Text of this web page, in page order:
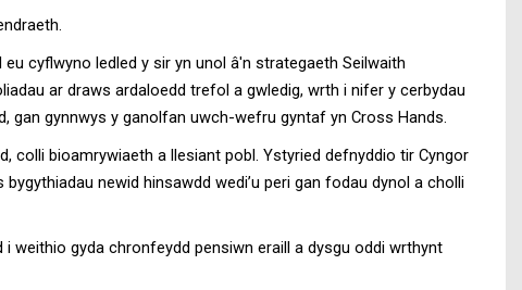
cyflwyno ledled y sir yn unol â'n strategaeth Seilwaith
ar draws ardaloedd trefol a gwledig, wrth i nifer y cerbydau
gan gynnwys y ganolfan uwch-wefru gyntaf yn Cross Hands.
colli bioamrywiaeth a llesiant pobl. Ystyried defnyddio tir Cyngor
newid hinsawdd wedi’u peri gan fodau dynol a cholli
weithio gyda chronfeydd pensiwn eraill a dysgu oddi wrthynt